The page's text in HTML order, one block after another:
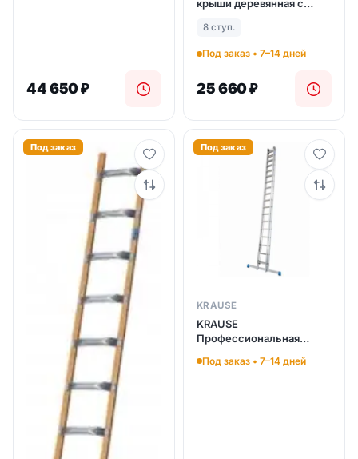
44 650₽
крыши деревянная с
(арт. 804204)
8 ступ.
Под заказ • 7–14 дней
25 660₽
Под заказ Под заказ
KRAUSE
KRAUSE
Профессиональная
лестница выдвигаемая
Под заказ • 7–14 дней